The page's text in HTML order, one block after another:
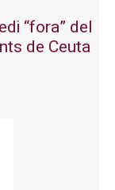
“fora” del
de Ceuta